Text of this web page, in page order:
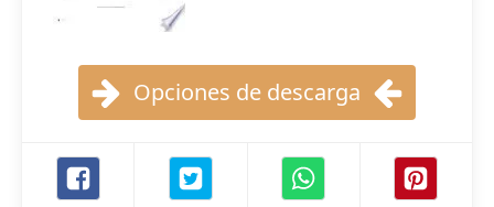
Opciones de descarga